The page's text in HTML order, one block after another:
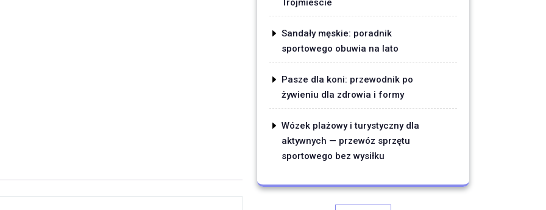
Trójmieście
Sandały męskie: poradnik
sportowego obuwia na lato
Pasze dla koni: przewodnik po
żywieniu dla zdrowia i formy
Wózek plażowy i turystyczny dla
aktywnych — przewóz sprzętu
sportowego bez wysiłku